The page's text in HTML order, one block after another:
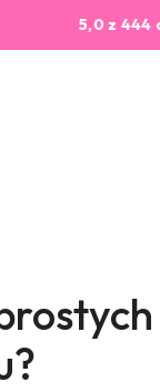
opinii Google